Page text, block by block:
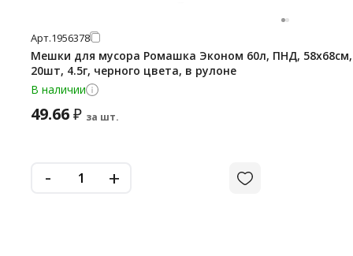
Арт.1956378
Мешки для мусора Ромашка Эконом 60л, ПНД,
20шт, 4.5г, черного цвета, в рулоне
В наличии
49.66₽ за шт.
- +